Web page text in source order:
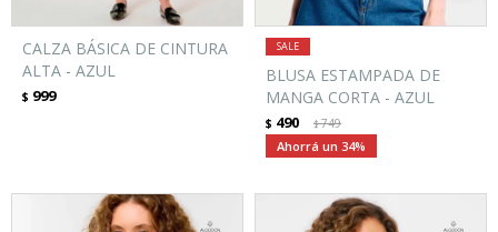
CALZA BÁSICA DE CINTURA
ALTA - AZUL
$ 999
BLUSA ESTAMPADA DE
MANGA CORTA - AZUL
$ 490 $749
34